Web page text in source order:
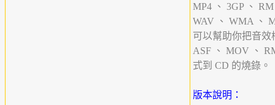
MP4 、 3GP 、
WAV 、 WMA 、
可以幫助你把音效
ASF 、 MOV 、
式到 CD 的燒錄。
版本說明：